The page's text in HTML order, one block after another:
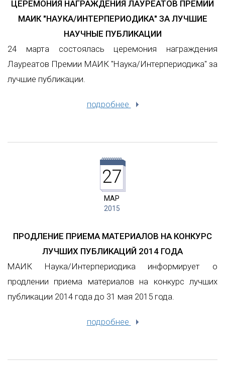
ЦЕРЕМОНИЯ НАГРАЖДЕНИЯ ЛАУРЕАТОВ ПРЕМИИ
МАИК "НАУКА/ИНТЕРПЕРИОДИКА" ЗА ЛУЧШИЕ
НАУЧНЫЕ ПУБЛИКАЦИИ
24 марта состоялась церемония награждения
Лауреатов Премии МАИК "Наука/Интерпериодика" за
лучшие публикации.
подробнее
27
МАР
2015
ПРОДЛЕНИЕ ПРИЕМА МАТЕРИАЛОВ НА КОНКУРС
ЛУЧШИХ ПУБЛИКАЦИЙ 2014 ГОДА
МАИК Наука/Интерпериодика информирует о
продлении приема материалов на конкурс лучших
публикации 2014 года до 31 мая 2015 года.
подробнее